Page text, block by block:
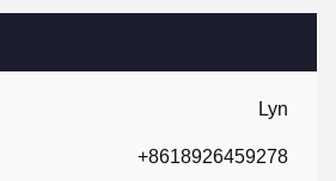
Lyn
+8618926459278